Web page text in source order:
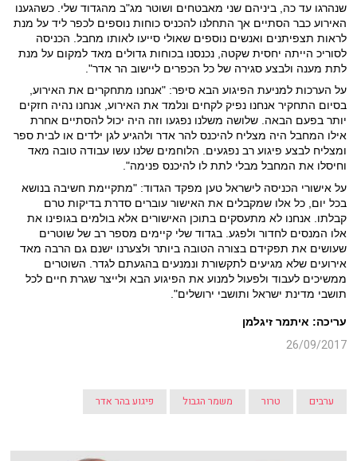
שנהרגו עד כה, ביניהם שני מאבטחים ושוטר מג"ב מהגדוד שלי. כשהגענו
האירוע כבר הסתיים אך התחלנו להכניס כוחות נוספים לכפר ליד על מנת
לראות תצפיתנים ואנשים נוספים שאולי סייעו לאותו מחבל. הכניסה
לסוריכ הייתה יחסית שקטה, נכנסנו בכוחות גדולים מאד למקום על מנת
לתת מענה ולבצע סגירה של כל הכפרים ליישוב הר אדר".
על הערכות למניעת הפיגוע הבא סיפר: "אנחנו מתחקרים את האירוע,
בסיום התחקיר אנחנו נפיק לקחים ונלמד את האירוע, אנחנו נהיה חזקים
יותר בפעם הבאה. שלושה משלנו נפגעו וזה היה יכול להסתיים אחרת
אילו המחבל היה מצליח להיכנס להר אדר ולהגיע לגן ילדים או לבית ספר
ומצליח לבצע פיגוע רב נפגעים. הלוחמים שלנו עשו עבודה טובה מאד
וחיסלו את המחבל מבלי לתת לו להיכנס פנימה".
על אישורי הכניסה לישראל טען מפקד הגדוד: "מתקיימת חשיבה בנושא
בכל יום, כל אלו שמקבלים את האישור עוברים סדרת בדיקות טרם
קבלתו. אנחנו לא מתעסקים בתוכן האישורים אלא בולמים בגופינו את
אלו המנסים לחדור ולפגע. בגדוד שלי קיימים מספר רב של שוטרים
שעושים את תפקידם בצורה הטובה ביותר ולצערנו ישנם גם הרבה מאד
אירועים שלא מגיעים לתקשורת ונמנעים בהגעתם לגדר. השוטרים
ממשיכים לעבוד ולפעול למנוע את הפיגוע הבא ולייצר שגרת חיים לכל
תושבי מדינת ישראל ותושבי ירושלים".
עריכה: איתמר זיגלמן
26/09/2017
ערבים טרור משמר הגבול פיגוע בהר אדר